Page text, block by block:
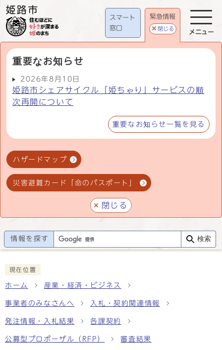
スマート
窓口
緊急情報
閉じる
重要なお知らせ
2026年8月10日
姫路市シェアサイクル「姫ちゃり」サービスの順
次再開について
重要なお知らせ一覧を見る
ハザードマップ
災害避難カード「命のパスポート」
閉じる
メニュー
情報を探す 検索
現在位置
ホーム 産業・経済・ビジネス
事業者のみなさんへ 入札・契約関連情報
発注情報・入札結果 各課契約
公募型プロポーザル（RFP） 審査結果